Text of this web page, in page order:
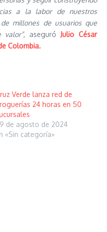
a la labor de nuestros
millones de usuarios que
aseguró
Julio César
Colombia.
Verde lanza red de
24 horas en 50
de agosto de 2024
«Sin categoría»